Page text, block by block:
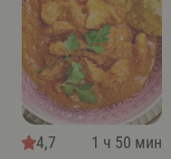
4,7 1 ч 50 мин